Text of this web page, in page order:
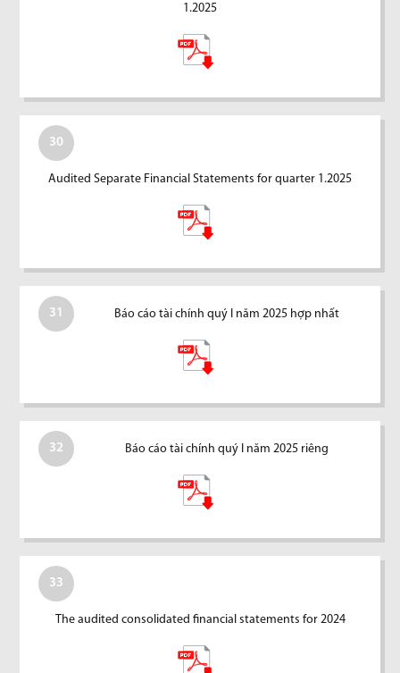
1.2025
30
Audited Separate Financial Statements for quarter 1.2025
31 Báo cáo tài chính quý I năm 2025 hợp nhất
32 Báo cáo tài chính quý I năm 2025 riêng
33
The audited consolidated financial statements for 2024